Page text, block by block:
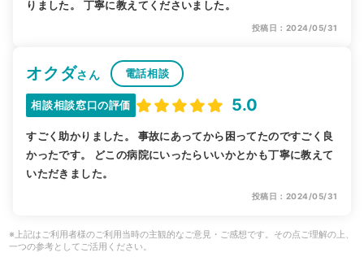
りました。 丁寧に教えてくださいました。
投稿日：2024/05/31
オクダさん 電話相談
相談相談窓口の評価 5.0
すごく助かりました。 事故にあってから困ってたのですごく良
かったです。 どこの病院にいったらいいかとかも丁寧に教えて
いただきました。
投稿日：2024/05/31
※上記はご利用者様のご利用当時の主観的なご意見・ご感想です。その点ご理解の上、
一つの参考としてご活用ください。